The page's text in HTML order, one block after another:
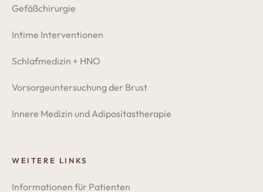
Gefäßchirurgie
Intime Interventionen
Schlafmedizin + HNO
Vorsorgeuntersuchung der Brust
Innere Medizin und Adipositastherapie
WEITERE LINKS
Informationen für Patienten